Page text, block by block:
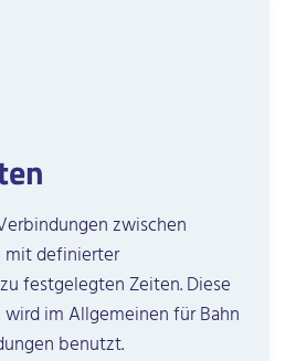
zwischen
definierter
festgelegten Zeiten. Diese
im Allgemeinen für Bahn
benutzt.